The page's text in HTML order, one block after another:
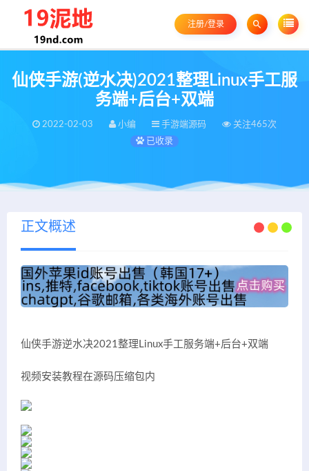
注册/登录
仙侠手游(逆水决)2021整理Linux手工服
务端+后台+双端
2022-02-03 小编 手游端源码
关注465次
已收录
正文概述
仙侠手游逆水决2021整理Linux手工服务端+后台+双端
视频安装教程在源码压缩包内